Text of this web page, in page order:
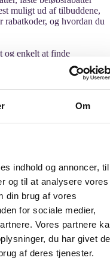
Om
indhold og annoncer,
og til at analysere vores
din brug af vores
for sociale medier,
Vores partnere
du har givet
af deres tjenester.
muligt ud af tilbuddene,
rabatkoder, og hvordan du
og enkelt at finde
nemlig processen med at
besvær kan opnå de
ønskede abonnementer
alt sammen helt af sig
at skulle indtaste
- i stedet klarer Savier det
en finger. Så kan du
nyde godt af de store
– nu bare til en endnu